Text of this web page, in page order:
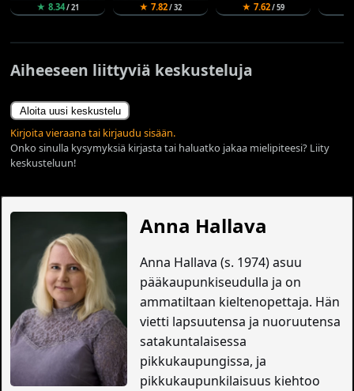
★ 8.34/ 21 ★ 7.82/ 32 ★ 7.62/ 59
Aiheeseen liittyviä keskusteluja
Aloita uusi keskustelu
Kirjoita vieraana tai kirjaudu sisään.
Onko sinulla kysymyksiä kirjasta tai haluatko jakaa mielipiteesi? Liity
keskusteluun!
Anna Hallava
Anna Hallava (s. 1974) asuu
pääkaupunkiseudulla ja on
ammatiltaan kieltenopettaja. Hän
vietti lapsuutensa ja nuoruutensa
satakuntalaisessa
pikkukaupungissa, ja
pikkukaupunkilaisuus kiehtoo